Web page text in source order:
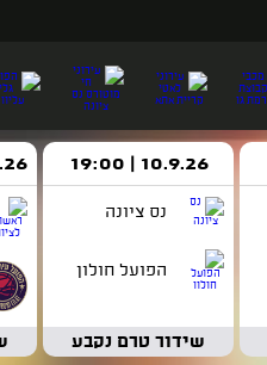
10.9.26 | 19:00
נס ציונה
הפועל חולון
שידור טרם נקבע